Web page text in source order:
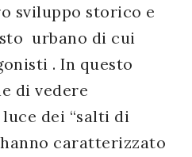
sviluppo storico e
urbano di cui
. In questo
di vedere
dei “salti di
hanno caratterizzato